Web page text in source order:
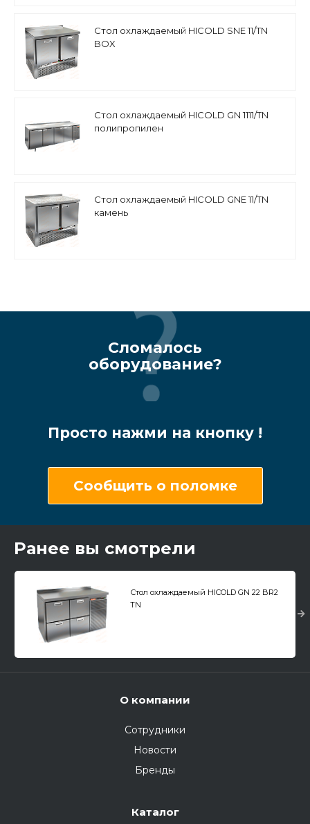
Стол охлаждаемый HICOLD SNE 11/TN
BOX
Стол охлаждаемый HICOLD GN 1111/TN
полипропилен
Стол охлаждаемый HICOLD GNE 11/TN
камень
Сломалось
оборудование?
Просто нажми на кнопку !
Сообщить о поломке
Ранее вы смотрели
Стол охлаждаемый HICOLD GN 22 BR2
TN
О компании
Сотрудники
Новости
Бренды
Каталог